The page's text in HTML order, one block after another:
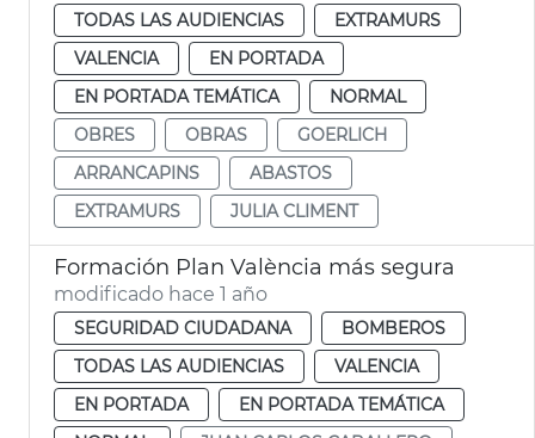
TODAS LAS AUDIENCIAS
EXTRAMURS
VALENCIA
EN PORTADA
EN PORTADA TEMÁTICA
NORMAL
OBRES
OBRAS
GOERLICH
ARRANCAPINS
ABASTOS
EXTRAMURS
JULIA CLIMENT
Formación Plan València más segura
modificado hace 1 año
SEGURIDAD CIUDADANA
BOMBEROS
TODAS LAS AUDIENCIAS
VALENCIA
EN PORTADA
EN PORTADA TEMÁTICA